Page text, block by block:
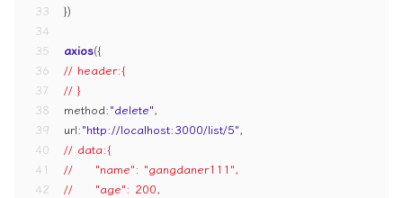
33
34
35
36
37
38
39
40
41
42
})
axios({
// header:{
// }
method:"delete",
url:"http://localhost:3000/list/5",
// data:{
//     "name": "gangdaner111",
//     "age": 200,